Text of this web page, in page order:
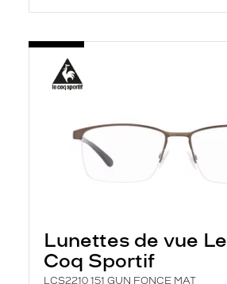
Lunettes de vue Le
Coq Sportif
LCS2210 151 GUN FONCE MAT